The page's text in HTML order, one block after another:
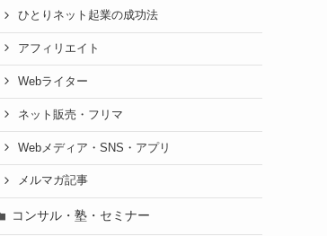
ひとりネット起業の成功法
アフィリエイト
Webライター
ネット販売・フリマ
Webメディア・SNS・アプリ
メルマガ記事
コンサル・塾・セミナー